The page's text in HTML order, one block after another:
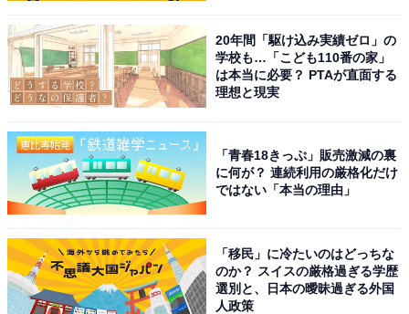
20年間「駆け込み実績ゼロ」の
学校も…「こども110番の家」
は本当に必要？ PTAが直面する
理想と現実
「青春18きっぷ」販売激減の裏
に何が？ 連続利用の厳格化だけ
ではない「本当の理由」
「移民」に冷たいのはどっちな
のか？ スイスの厳格過ぎる学歴
選別と、日本の曖昧過ぎる外国
人政策